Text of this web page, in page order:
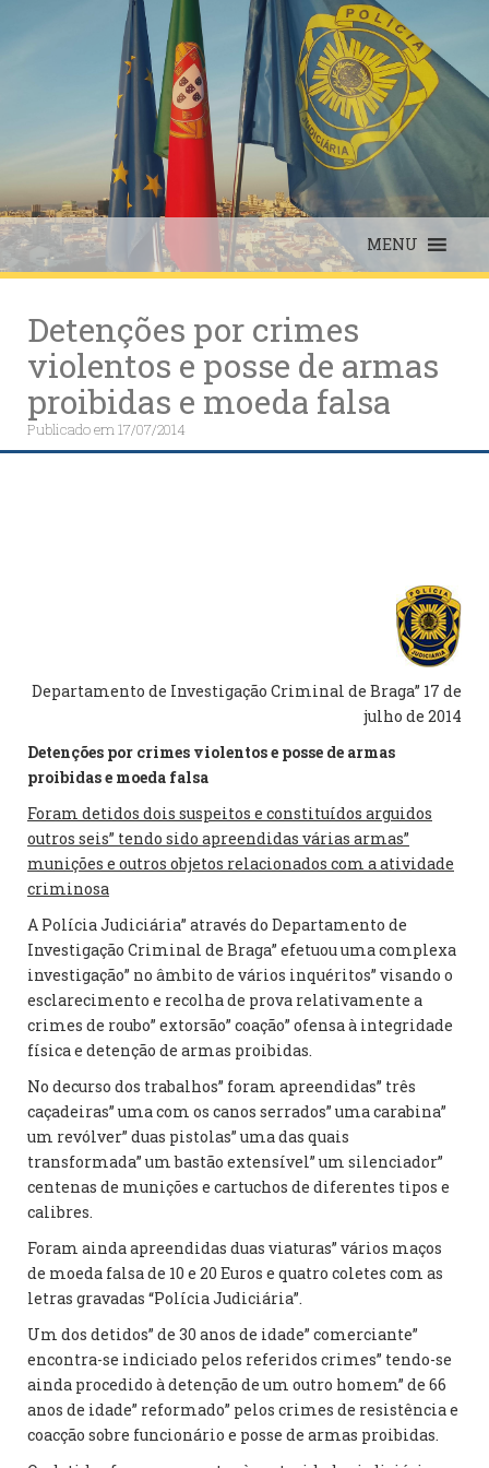
MENU
Detenções por crimes
violentos e posse de armas
proibidas e moeda falsa
Publicado em17/07/2014
Departamento de Investigação Criminal de Braga” 17 de
julho de 2014
Detenções por crimes violentos e posse de armas
proibidas e moeda falsa
Foram detidos dois suspeitos e constituídos arguidos
outros seis” tendo sido apreendidas várias armas”
munições e outros objetos relacionados com a atividade
criminosa
A Polícia Judiciária” através do Departamento de
Investigação Criminal de Braga” efetuou uma complexa
investigação” no âmbito de vários inquéritos” visando o
esclarecimento e recolha de prova relativamente a
crimes de roubo” extorsão” coação” ofensa à integridade
física e detenção de armas proibidas.
No decurso dos trabalhos” foram apreendidas” três
caçadeiras” uma com os canos serrados” uma carabina”
um revólver” duas pistolas” uma das quais
transformada” um bastão extensível” um silenciador”
centenas de munições e cartuchos de diferentes tipos e
calibres.
Foram ainda apreendidas duas viaturas” vários maços
de moeda falsa de 10 e 20 Euros e quatro coletes com as
letras gravadas “Polícia Judiciária”.
Um dos detidos” de 30 anos de idade” comerciante”
encontra-se indiciado pelos referidos crimes” tendo-se
ainda procedido à detenção de um outro homem” de 66
anos de idade” reformado” pelos crimes de resistência e
coacção sobre funcionário e posse de armas proibidas.